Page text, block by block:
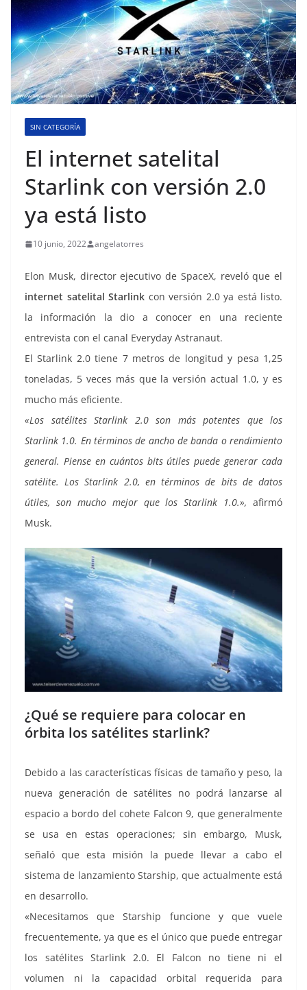
SIN CATEGORÍA
El internet satelital
Starlink con versión 2.0
ya está listo
10 junio, 2022 angelatorres
Elon Musk, director ejecutivo de SpaceX, reveló que el
internet satelital Starlink con versión 2.0 ya está listo.
la información la dio a conocer en una reciente
entrevista con el canal Everyday Astranaut.
El Starlink 2.0 tiene 7 metros de longitud y pesa 1,25
toneladas, 5 veces más que la versión actual 1.0, y es
mucho más eficiente.
«Los satélites Starlink 2.0 son más potentes que los
Starlink 1.0. En términos de ancho de banda o rendimiento
general. Piense en cuántos bits útiles puede generar cada
satélite. Los Starlink 2.0, en términos de bits de datos
útiles, son mucho mejor que los Starlink 1.0.», afirmó
Musk.
¿Qué se requiere para colocar en
órbita los satélites starlink?
Debido a las características físicas de tamaño y peso, la
nueva generación de satélites no podrá lanzarse al
espacio a bordo del cohete Falcon 9, que generalmente
se usa en estas operaciones; sin embargo, Musk,
señaló que esta misión la puede llevar a cabo el
sistema de lanzamiento Starship, que actualmente está
en desarrollo.
«Necesitamos que Starship funcione y que vuele
frecuentemente, ya que es el único que puede entregar
los satélites Starlink 2.0. El Falcon no tiene ni el
volumen ni la capacidad orbital requerida para